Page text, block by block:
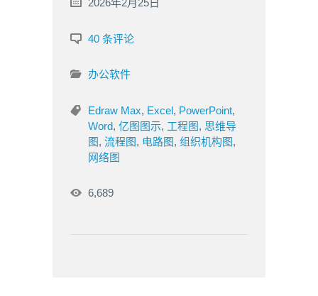
2026年2月25日
40 条评论
办公软件
Edraw Max, Excel, PowerPoint,
Word, 亿图图示, 工程图, 思维导
图, 流程图, 电路图, 组织机构图,
网络图
6,689